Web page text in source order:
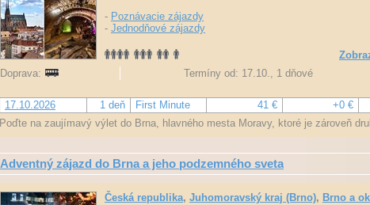
- Poznávacie zájazdy
- Jednodňové zájazdy
Doprava:
Termíny od: 17.10., 1 dňové
17.10.2026 1 deň First Minute 41 €
+0 €
Poďte na zaujímavý výlet do Brna, hlavného mesta Moravy, ktoré je zároveň
Adventný zájazd do Brna a jeho podzemného sveta
Česká republika, Juhomoravský kraj (Brno), Brno a